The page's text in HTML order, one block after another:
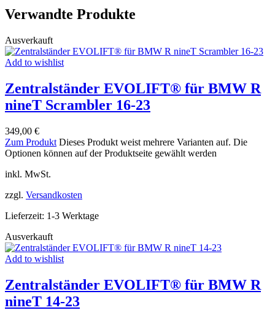
Verwandte Produkte
Ausverkauft
Add to wishlist
Zentralständer EVOLIFT® für BMW R
nineT Scrambler 16-23
349,00 €
Zum Produkt Dieses Produkt weist mehrere Varianten auf. Die
Optionen können auf der Produktseite gewählt werden
inkl. MwSt.
zzgl. Versandkosten
Lieferzeit: 1-3 Werktage
Ausverkauft
Add to wishlist
Zentralständer EVOLIFT® für BMW R
nineT 14-23